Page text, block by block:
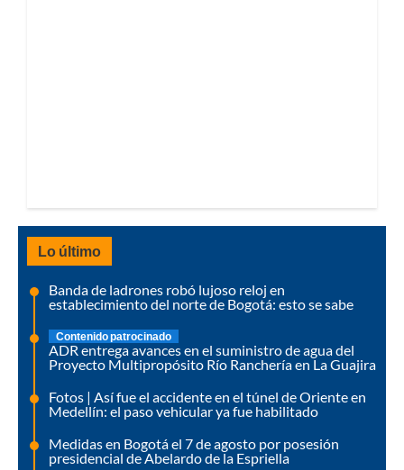
Lo último
Banda de ladrones robó lujoso reloj en
establecimiento del norte de Bogotá: esto se sabe
Contenido patrocinado
ADR entrega avances en el suministro de agua del
Proyecto Multipropósito Río Ranchería en La Guajira
Fotos | Así fue el accidente en el túnel de Oriente en
Medellín: el paso vehicular ya fue habilitado
Medidas en Bogotá el 7 de agosto por posesión
presidencial de Abelardo de la Espriella